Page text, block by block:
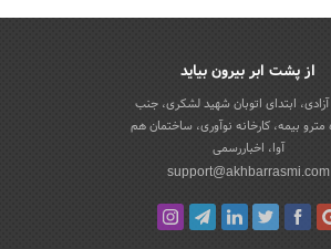
از پشت ابر بیرون بیاید
ابتدای اتوبان شهید لشکری، جنب
مترو بیمه، کارخانه نوآوری، ساختمان هم
آوا، اخباررسمی
support@akhbarrasmi.com